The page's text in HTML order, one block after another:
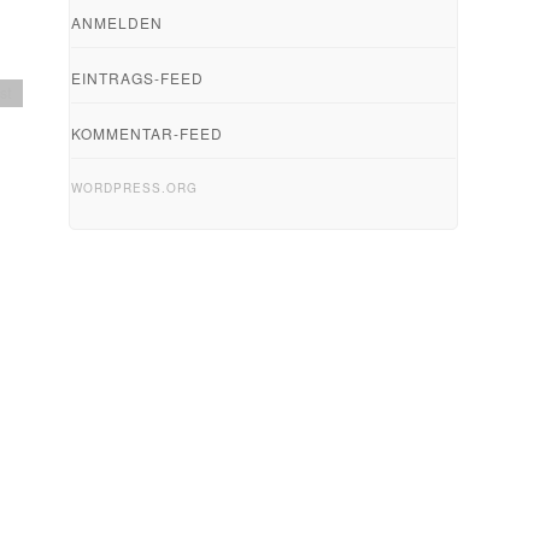
ANMELDEN
EINTRAGS-FEED
KOMMENTAR-FEED
WORDPRESS.ORG